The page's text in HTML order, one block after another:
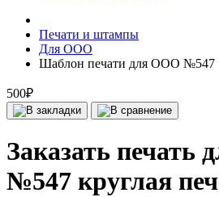
Печати и штампы
Для ООО
Шаблон печати для ООО №547
500₽
Заказать печать
№547 круглая